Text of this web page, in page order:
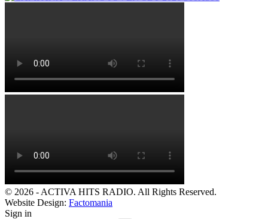
© 2026 - ACTIVA HITS RADIO. All Rights Reserved.
Website Design: Factomania
Sign in